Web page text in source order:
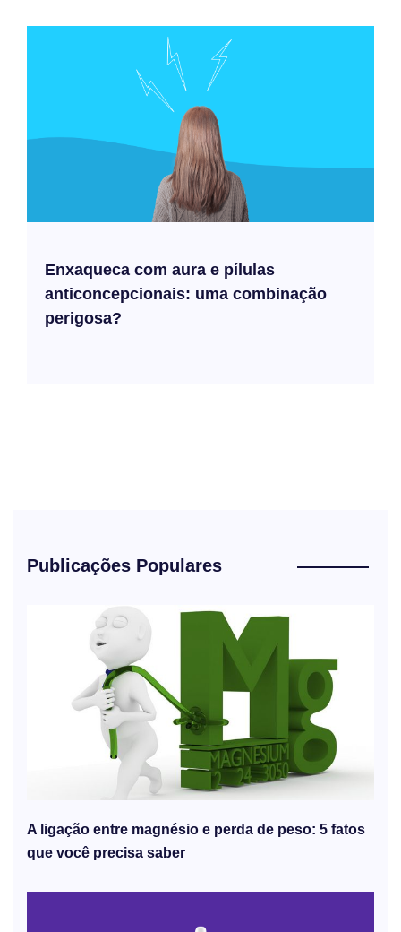
Enxaqueca com aura e pílulas
anticoncepcionais: uma combinação
perigosa?
Publicações Populares
A ligação entre magnésio e perda de peso: 5 fatos
que você precisa saber